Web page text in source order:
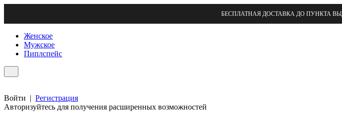
БЕСПЛАТНАЯ ДОСТАВКА ДО ПУНКТА
Женское
Мужское
Пиплспейс
Войти | Регистрация
Авторизуйтесь для получения расширенных возможностей